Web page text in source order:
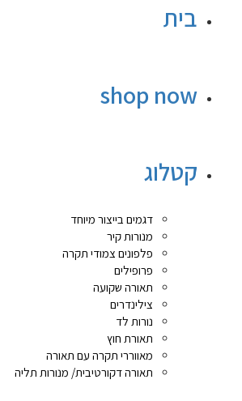
בית
shop now
קטלוג
דגמים בייצור מיוחד
מנורות קיר
פלפונים צמודי תקרה
פרופילים
תאורה שקועה
צילינדרים
נורות לד
תאורת חוץ
מאווררי תקרה עם תאורה
תאורה דקורטיבית/ מנורות תליה